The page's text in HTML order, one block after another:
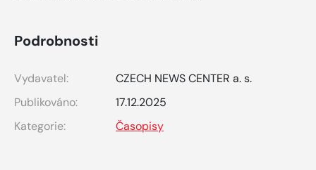
Podrobnosti
Vydavatel:
CZECH NEWS CENTER a. s.
Publikováno:
17.12.2025
Kategorie:
Časopisy